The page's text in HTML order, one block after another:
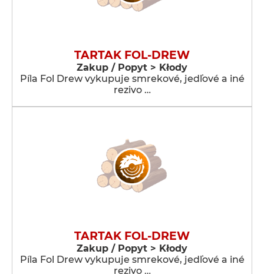
TARTAK FOL-DREW
Zakup / Popyt > Kłody
Píla Fol Drew vykupuje smrekové, jedľové a iné
rezivo …
TARTAK FOL-DREW
Zakup / Popyt > Kłody
Píla Fol Drew vykupuje smrekové, jedľové a iné
rezivo …